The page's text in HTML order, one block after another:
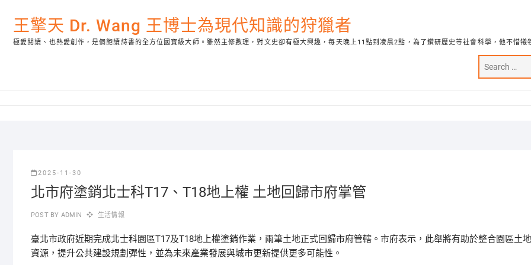
content王擎天 Dr. Wang 王博士為現代知識的狩獵者
極愛閱讀、也熱愛創作，是個飽讀詩書的全方位國寶級大師。雖然主修數理，對文史卻有極大興趣，每天晚上11點到凌晨2點，為了鑽研歷史等社會科學，他不惜犧
2025-11-30
北市府塗銷北士科T17、T18地上權 土地回歸市府掌管
POST BY ADMIN 生活情報
臺北市政府近期完成北士科園區T17及T18地上權塗銷作業，兩筆土地正式回歸市府管轄。市府表示，此舉將有助於整合園區土地
資源，提升公共建設規劃彈性，並為未來產業發展與城市更新提供更多可能性。